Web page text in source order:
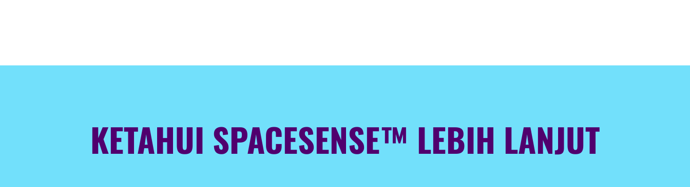
KETAHUI SPACESENSE™ LEBIH LANJUT